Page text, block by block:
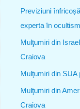
Previziuni
experta în
Mulţumiri din
Craiova
Mulţumiri din
Mulţumiri din
Craiova